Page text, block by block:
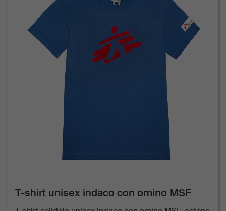
T-shirt unisex indaco con omino MSF